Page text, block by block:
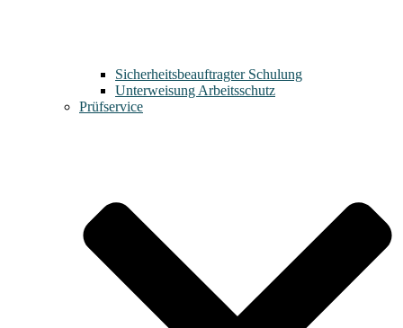
Sicherheitsbeauftragter Schulung
Unterweisung Arbeitsschutz
Prüfservice